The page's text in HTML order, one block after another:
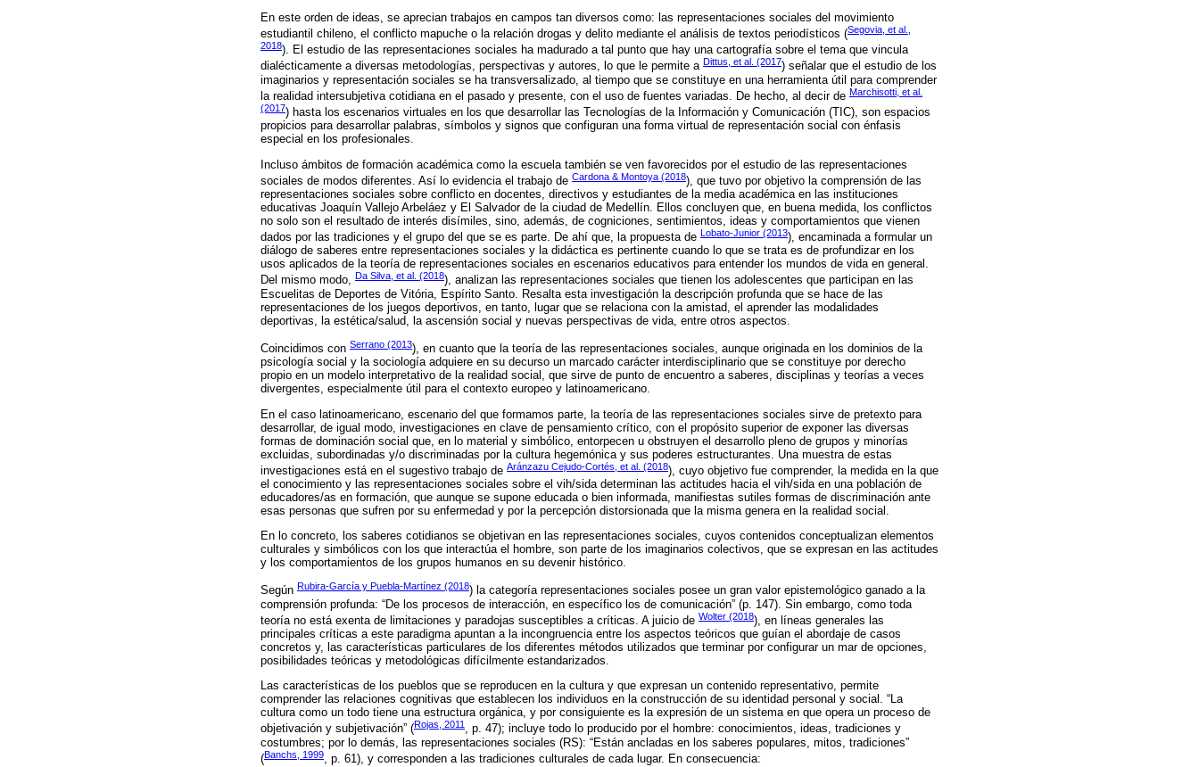
En este orden de ideas, se aprecian trabajos en campos tan diversos como: las representaciones sociales del movimiento
estudiantil chileno, el conflicto mapuche o la relación drogas y delito mediante el análisis de textos periodísticos (Segovia, et al.,
2018). El estudio de las representaciones sociales ha madurado a tal punto que hay una cartografía sobre el tema que vincula
dialécticamente a diversas metodologías, perspectivas y autores, lo que le permite a Dittus, et al. (2017) señalar que el estudio de los
imaginarios y representación sociales se ha transversalizado, al tiempo que se constituye en una herramienta útil para comprender
la realidad intersubjetiva cotidiana en el pasado y presente, con el uso de fuentes variadas. De hecho, al decir de Marchisotti, et al.
(2017) hasta los escenarios virtuales en los que desarrollar las Tecnologías de la Información y Comunicación (TIC), son espacios
propicios para desarrollar palabras, símbolos y signos que configuran una forma virtual de representación social con énfasis
especial en los profesionales.
Incluso ámbitos de formación académica como la escuela también se ven favorecidos por el estudio de las representaciones
sociales de modos diferentes. Así lo evidencia el trabajo de Cardona & Montoya (2018), que tuvo por objetivo la comprensión de las
representaciones sociales sobre conflicto en docentes, directivos y estudiantes de la media académica en las instituciones
educativas Joaquín Vallejo Arbeláez y El Salvador de la ciudad de Medellín. Ellos concluyen que, en buena medida, los conflictos
no solo son el resultado de interés disímiles, sino, además, de cogniciones, sentimientos, ideas y comportamientos que vienen
dados por las tradiciones y el grupo del que se es parte. De ahí que, la propuesta de Lobato-Junior (2013), encaminada a formular un
diálogo de saberes entre representaciones sociales y la didáctica es pertinente cuando lo que se trata es de profundizar en los
usos aplicados de la teoría de representaciones sociales en escenarios educativos para entender los mundos de vida en general.
Del mismo modo, Da Silva, et al. (2018), analizan las representaciones sociales que tienen los adolescentes que participan en las
Escuelitas de Deportes de Vitória, Espírito Santo. Resalta esta investigación la descripción profunda que se hace de las
representaciones de los juegos deportivos, en tanto, lugar que se relaciona con la amistad, el aprender las modalidades
deportivas, la estética/salud, la ascensión social y nuevas perspectivas de vida, entre otros aspectos.
Coincidimos con Serrano (2013), en cuanto que la teoría de las representaciones sociales, aunque originada en los dominios de la
psicología social y la sociología adquiere en su decurso un marcado carácter interdisciplinario que se constituye por derecho
propio en un modelo interpretativo de la realidad social, que sirve de punto de encuentro a saberes, disciplinas y teorías a veces
divergentes, especialmente útil para el contexto europeo y latinoamericano.
En el caso latinoamericano, escenario del que formamos parte, la teoría de las representaciones sociales sirve de pretexto para
desarrollar, de igual modo, investigaciones en clave de pensamiento crítico, con el propósito superior de exponer las diversas
formas de dominación social que, en lo material y simbólico, entorpecen u obstruyen el desarrollo pleno de grupos y minorías
excluidas, subordinadas y/o discriminadas por la cultura hegemónica y sus poderes estructurantes. Una muestra de estas
investigaciones está en el sugestivo trabajo de Aránzazu Cejudo-Cortés, et al. (2018), cuyo objetivo fue comprender, la medida en la que
el conocimiento y las representaciones sociales sobre el vih/sida determinan las actitudes hacia el vih/sida en una población de
educadores/as en formación, que aunque se supone educada o bien informada, manifiestas sutiles formas de discriminación ante
esas personas que sufren por su enfermedad y por la percepción distorsionada que la misma genera en la realidad social.
En lo concreto, los saberes cotidianos se objetivan en las representaciones sociales, cuyos contenidos conceptualizan elementos
culturales y simbólicos con los que interactúa el hombre, son parte de los imaginarios colectivos, que se expresan en las actitudes
y los comportamientos de los grupos humanos en su devenir histórico.
Según Rubira-García y Puebla-Martínez (2018) la categoría representaciones sociales posee un gran valor epistemológico ganado a la
comprensión profunda: “De los procesos de interacción, en específico los de comunicación” (p. 147). Sin embargo, como toda
teoría no está exenta de limitaciones y paradojas susceptibles a críticas. A juicio de Wolter (2018), en líneas generales las
principales críticas a este paradigma apuntan a la incongruencia entre los aspectos teóricos que guían el abordaje de casos
concretos y, las características particulares de los diferentes métodos utilizados que terminar por configurar un mar de opciones,
posibilidades teóricas y metodológicas difícilmente estandarizados.
Las características de los pueblos que se reproducen en la cultura y que expresan un contenido representativo, permite
comprender las relaciones cognitivas que establecen los individuos en la construcción de su identidad personal y social. “La
cultura como un todo tiene una estructura orgánica, y por consiguiente es la expresión de un sistema en que opera un proceso de
objetivación y subjetivación” (Rojas, 2011 , p. 47); incluye todo lo producido por el hombre: conocimientos, ideas, tradiciones y
costumbres; por lo demás, las representaciones sociales (RS): “Están ancladas en los saberes populares, mitos, tradiciones”
(Banchs, 1999, p. 61), y corresponden a las tradiciones culturales de cada lugar. En consecuencia: